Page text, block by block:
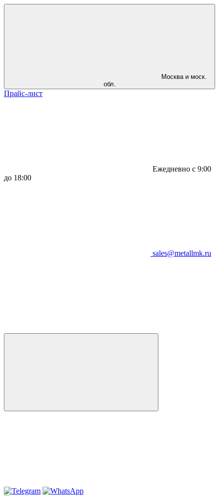
Москва и моск.
обл.
Прайс-лист
Ежедневно с 9:00
до 18:00
sales@metallmk.ru